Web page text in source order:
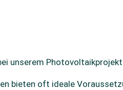
unserem
bieten oft ideale